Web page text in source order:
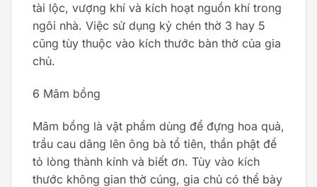
tài lộc, vượng khí và kích hoạt nguồn khí trong
ngôi nhà. Việc sử dụng kỷ chén thờ 3 hay 5
cũng tùy thuộc vào kích thước bàn thờ của gia
chủ.
6 Mâm bồng
Mâm bồng là vật phẩm dùng để đựng hoa quả,
trầu cau dâng lên ông bà tổ tiên, thần phật để
tỏ lòng thành kính và biết ơn. Tùy vào kích
thước không gian thờ cúng, gia chủ có thể bày